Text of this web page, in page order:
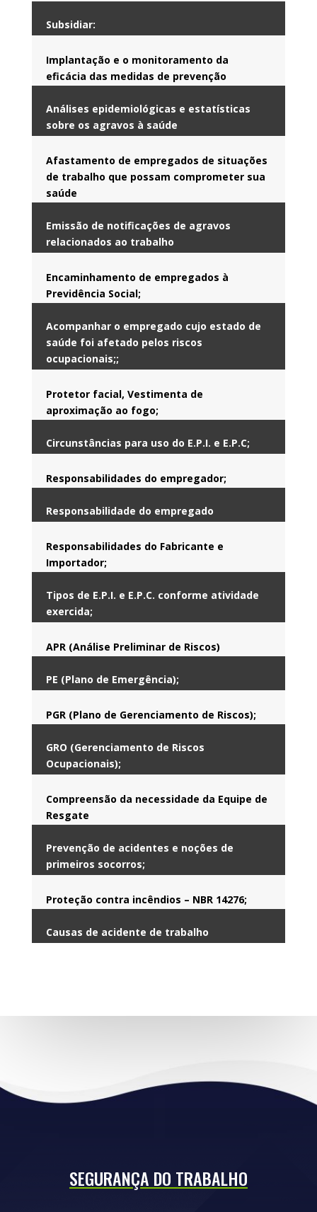
Subsidiar:
Implantação e o monitoramento da
eficácia das medidas de prevenção
Análises epidemiológicas e estatísticas
sobre os agravos à saúde
Afastamento de empregados de situações
de trabalho que possam comprometer sua
saúde
Emissão de notificações de agravos
relacionados ao trabalho
Encaminhamento de empregados à
Previdência Social;
Acompanhar o empregado cujo estado de
saúde foi afetado pelos riscos
ocupacionais;;
Protetor facial, Vestimenta de
aproximação ao fogo;
Circunstâncias para uso do E.P.I. e E.P.C;
Responsabilidades do empregador;
Responsabilidade do empregado
Responsabilidades do Fabricante e
Importador;
Tipos de E.P.I. e E.P.C. conforme atividade
exercida;
APR (Análise Preliminar de Riscos)
PE (Plano de Emergência);
PGR (Plano de Gerenciamento de Riscos);
GRO (Gerenciamento de Riscos
Ocupacionais);
Compreensão da necessidade da Equipe de
Resgate
Prevenção de acidentes e noções de
primeiros socorros;
Proteção contra incêndios – NBR 14276;
Causas de acidente de trabalho
SEGURANÇA DO TRABALHO